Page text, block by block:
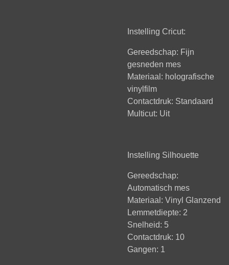
Instelling Cricut:
Gereedschap: Fijn
gesneden mes
Materiaal: holografische
vinylfilm
Contactdruk: Standaard
Multicut: Uit
Instelling Silhouette
Gereedschap:
Automatisch mes
Materiaal: Vinyl Glanzend
Lemmetdiepte: 2
Snelheid: 5
Contactdruk: 10
Gangen: 1